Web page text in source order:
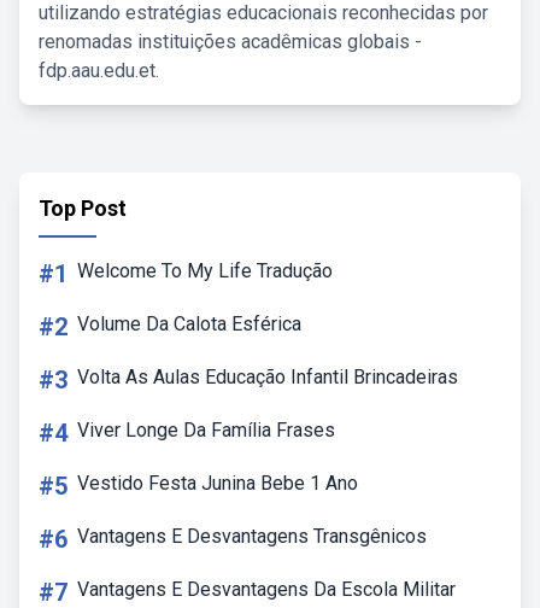
utilizando estratégias educacionais reconhecidas por
renomadas instituições acadêmicas globais -
fdp.aau.edu.et.
Top Post
#1 Welcome To My Life Tradução
#2 Volume Da Calota Esférica
#3 Volta As Aulas Educação Infantil Brincadeiras
#4 Viver Longe Da Família Frases
#5 Vestido Festa Junina Bebe 1 Ano
#6 Vantagens E Desvantagens Transgênicos
#7 Vantagens E Desvantagens Da Escola Militar